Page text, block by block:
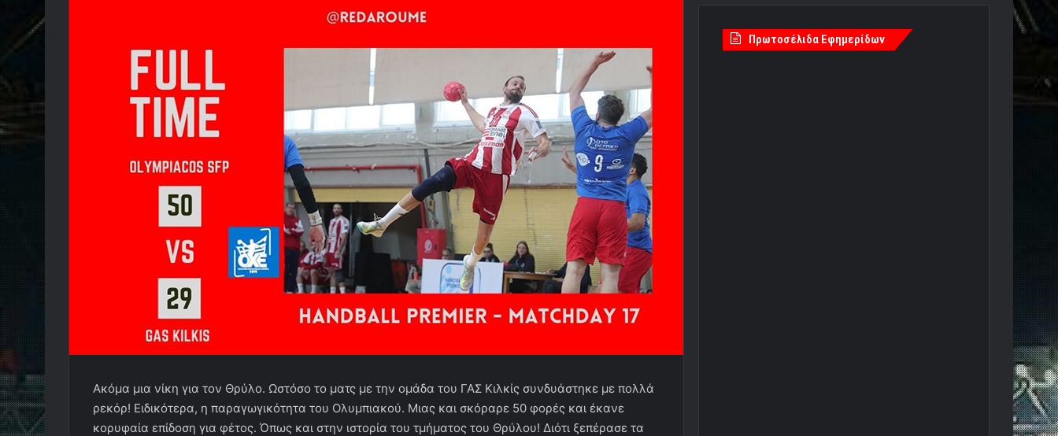
Ακόμα μια νίκη για τον Θρύλο. Ωστόσο το ματς με την ομάδα του ΓΑΣ Κιλκίς συνδυάστηκε με πολλά
ρεκόρ! Ειδικότερα, η παραγωγικότητα του Ολυμπιακού. Μιας και σκόραρε 50 φορές και έκανε
κορυφαία επίδοση για φέτος. Όπως και στην ιστορία του τμήματος του Θρύλου! Διότι ξεπέρασε τα
Πρωτοσέλιδα Εφημερίδων